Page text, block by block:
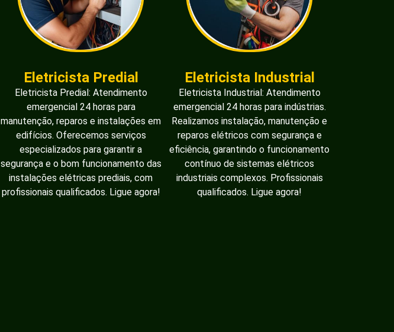
Eletricista Predial
Eletricista Predial: Atendimento
emergencial 24 horas para
manutenção, reparos e instalações em
edifícios. Oferecemos serviços
especializados para garantir a
segurança e o bom funcionamento das
instalações elétricas prediais, com
profissionais qualificados. Ligue agora!
Eletricista Industrial
Eletricista Industrial: Atendimento
emergencial 24 horas para indústrias.
Realizamos instalação, manutenção e
reparos elétricos com segurança e
eficiência, garantindo o funcionamento
contínuo de sistemas elétricos
industriais complexos. Profissionais
qualificados. Ligue agora!